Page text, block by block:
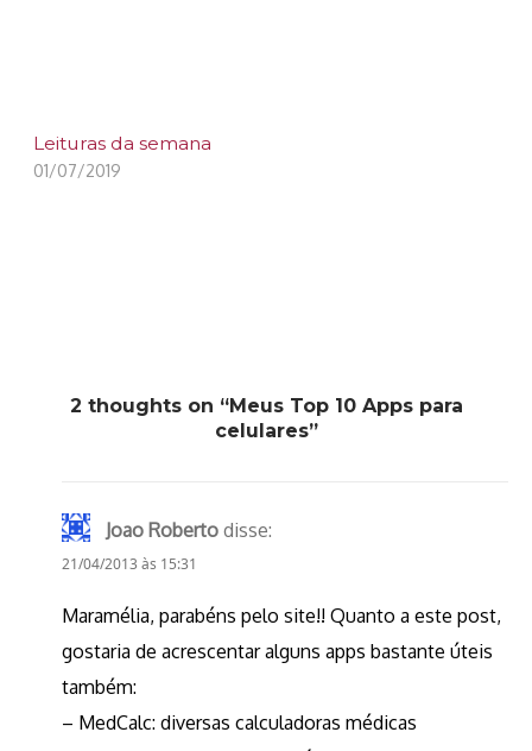
Leituras da semana
01/07/2019
2 thoughts on “Meus Top 10 Apps para
celulares”
Joao Roberto disse:
21/04/2013 às 15:31
Maramélia, parabéns pelo site!! Quanto a este post,
gostaria de acrescentar alguns apps bastante úteis
também:
– MedCalc: diversas calculadoras médicas